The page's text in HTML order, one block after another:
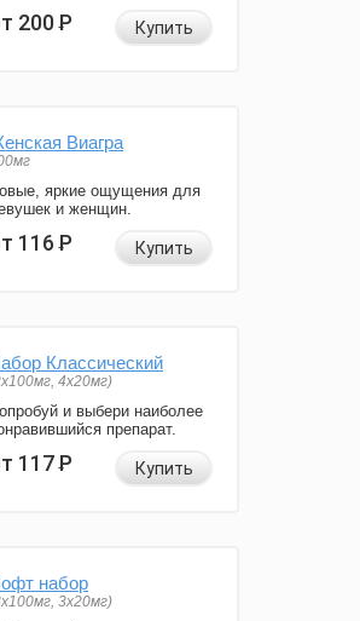
200Р Купить
Виагра
яркие ощущения для
и женщин.
116Р Купить
Классический
4x20мг)
и выбери наиболее
препарат.
117Р Купить
набор
3x20мг)